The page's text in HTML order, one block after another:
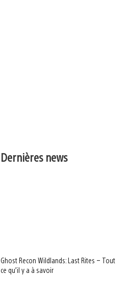
Dernières news
Ghost Recon Wildlands: Last Rites – Tout
ce qu’il y a à savoir